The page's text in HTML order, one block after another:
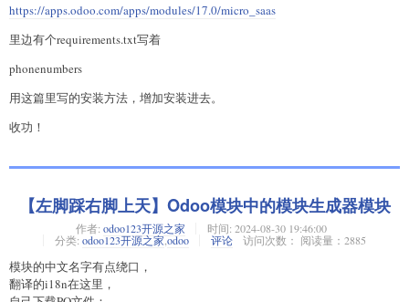
https://apps.odoo.com/apps/modules/17.0/micro_saas
里边有个requirements.txt写着
phonenumbers
用这篇里写的安装方法，增加安装进去。
收功！
【左脚踩右脚上天】Odoo模块中的模块生成器模块
作者: odoo123开源之家 时间: 2024-08-30 19:46:00
分类: odoo123开源之家 odoo 评论 访问次数： 阅读量：2885
模块的中文名字有点绕口，
翻译的i18n在这里，